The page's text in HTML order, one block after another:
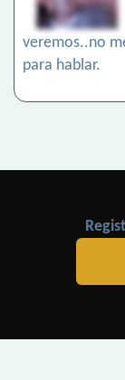
veremos..no
para hablar.